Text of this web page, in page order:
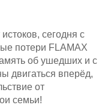
сегодня с
потери FLAMAX
об ушедших и с
двигаться вперёд,
от
семьи!